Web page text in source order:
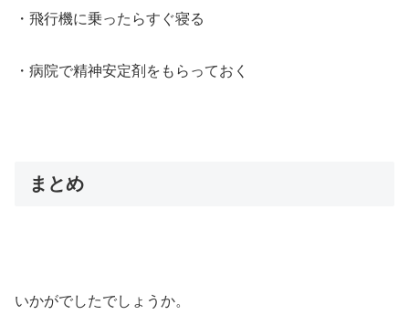
・飛行機に乗ったらすぐ寝る
・病院で精神安定剤をもらっておく
まとめ
いかがでしたでしょうか。